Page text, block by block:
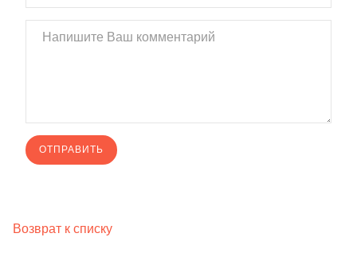
Возврат к списку